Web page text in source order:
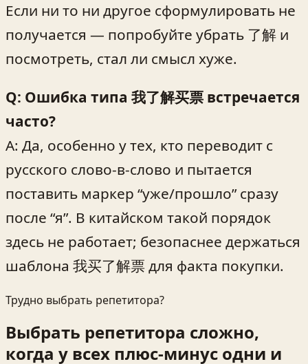
Если ни то ни другое сформулировать не
получается — попробуйте убрать 了解 и
посмотреть, стал ли смысл хуже.
Q: Ошибка типа 我了解买票 встречается
часто?
A: Да, особенно у тех, кто переводит с
русского слово-в-слово и пытается
поставить маркер “уже/прошло” сразу
после “я”. В китайском такой порядок
здесь не работает; безопаснее держаться
шаблона 我买了解票 для факта покупки.
Трудно выбрать репетитора?
Выбрать репетитора сложно,
когда у всех плюс-минус одни и